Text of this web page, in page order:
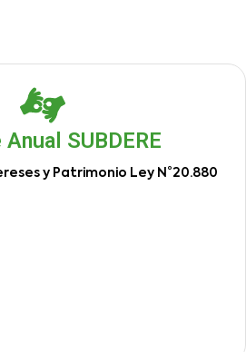
SUBDERE
y Patrimonio Ley N°20.880